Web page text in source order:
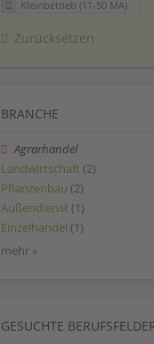
Kleinbetrieb (11-50 MA)
Zurücksetzen
BRANCHE
Agrarhandel
Landwirtschaft (2)
Pflanzenbau (2)
Außendienst (1)
Einzelhandel (1)
mehr »
GESUCHTE